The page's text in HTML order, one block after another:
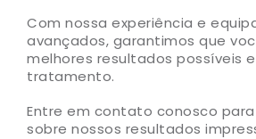
Com nossa experiência e
avançados, garantimos que
melhores resultados possíveis
tratamento.
Entre em contato conosco
sobre nossos resultados